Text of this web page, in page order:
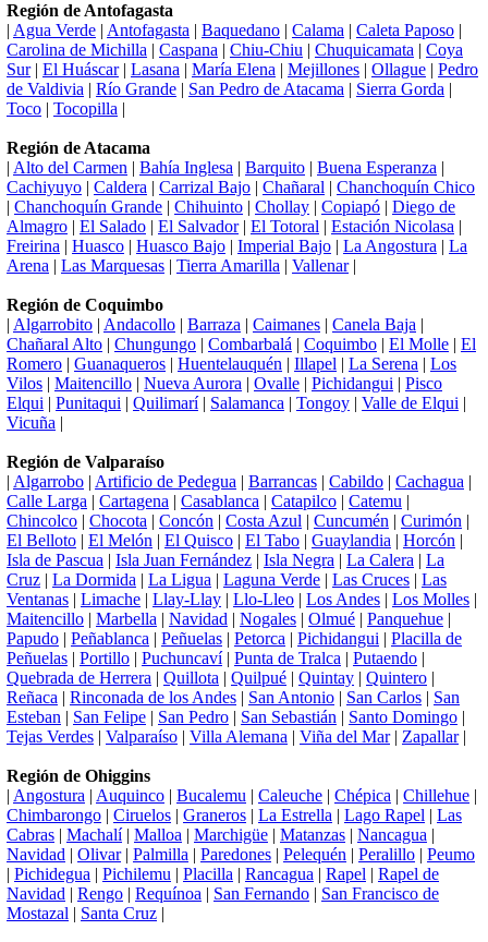
Región de Antofagasta
| Agua Verde | Antofagasta | Baquedano | Calama | Caleta Paposo |
Carolina de Michilla | Caspana | Chiu-Chiu | Chuquicamata | Coya
Sur| El Huáscar| Lasana | María Elena | Mejillones | Ollague | Pedro
de Valdivia | Río Grande | San Pedro de Atacama | Sierra Gorda |
Toco | Tocopilla |
Región de Atacama
| Alto del Carmen | Bahía Inglesa | Barquito | Buena Esperanza |
Cachiyuyo | Caldera | Carrizal Bajo | Chañaral | Chanchoquín Chico
| Chanchoquín Grande | Chihuinto | Chollay | Copiapó | Diego de
Almagro | El Salado | El Salvador| El Totoral | Estación Nicolasa |
Freirina | Huasco | Huasco Bajo | Imperial Bajo | La Angostura | La
Arena | Las Marquesas | Tierra Amarilla | Vallenar|
Región de Coquimbo
| Algarrobito | Andacollo | Barraza | Caimanes | Canela Baja |
Chañaral Alto | Chungungo | Combarbalá | Coquimbo | El Molle | El
Romero | Guanaqueros | Huentelauquén | Illapel | La Serena | Los
Vilos | Maitencillo | Nueva Aurora | Ovalle | Pichidangui | Pisco
Elqui | Punitaqui | Quilimarí| Salamanca | Tongoy | Valle de Elqui |
Vicuña |
Región de Valparaíso
| Algarrobo | Artificio de Pedegua | Barrancas | Cabildo | Cachagua |
Calle Larga | Cartagena | Casablanca | Catapilco | Catemu |
Chincolco | Chocota | Concón | Costa Azul | Cuncumén | Curimón |
El Belloto | El Melón | El Quisco | El Tabo | Guaylandia | Horcón |
Isla de Pascua | Isla Juan Fernández | Isla Negra | La Calera | La
Cruz | La Dormida | La Ligua | Laguna Verde | Las Cruces | Las
Ventanas | Limache | Llay-Llay | Llo-Lleo | Los Andes | Los Molles |
Maitencillo | Marbella | Navidad | Nogales | Olmué | Panquehue |
Papudo | Peñablanca | Peñuelas | Petorca | Pichidangui | Placilla de
Peñuelas | Portillo | Puchuncaví| Punta de Tralca | Putaendo |
Quebrada de Herrera | Quillota | Quilpué | Quintay | Quintero |
Reñaca | Rinconada de los Andes | San Antonio | San Carlos | San
Esteban | San Felipe | San Pedro | San Sebastián | Santo Domingo |
Tejas Verdes | Valparaíso | Villa Alemana | Viña del Mar| Zapallar|
Región de Ohiggins
| Angostura | Auquinco | Bucalemu | Caleuche | Chépica | Chillehue |
Chimbarongo | Ciruelos | Graneros | La Estrella | Lago Rapel | Las
Cabras | Machalí| Malloa | Marchigüe | Matanzas | Nancagua |
Navidad | Olivar| Palmilla | Paredones | Pelequén | Peralillo | Peumo
| Pichidegua | Pichilemu | Placilla | Rancagua | Rapel | Rapel de
Navidad | Rengo | Requínoa | San Fernando | San Francisco de
Mostazal | Santa Cruz |